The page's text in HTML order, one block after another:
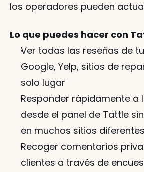
los operadores pueden
Lo que puedes hacer con
Ver todas las reseñas de
Google, Yelp, sitios de
solo lugar
Responder rápidamente a
desde el panel de Tattle
en muchos sitios
Recoger comentarios
clientes a través de